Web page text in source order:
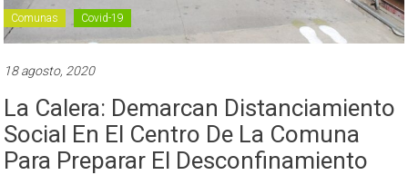
Comunas Covid-19
18 agosto, 2020
La Calera: Demarcan Distanciamiento
Social En El Centro De La Comuna
Para Preparar El Desconfinamiento